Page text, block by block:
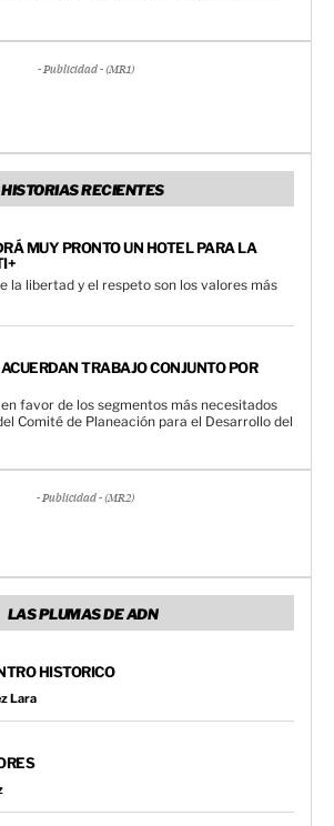
- Publicidad - (MR1)
HISTORIAS RECIENTES
MUY PRONTO UN HOTEL PARA LA
la libertad y el respeto son los valores más
TRABAJO CONJUNTO POR
favor de los segmentos más necesitados
Comité de Planeación para el Desarrollo del
- Publicidad - (MR2)
LAS PLUMAS DE ADN
HISTORICO
Lara